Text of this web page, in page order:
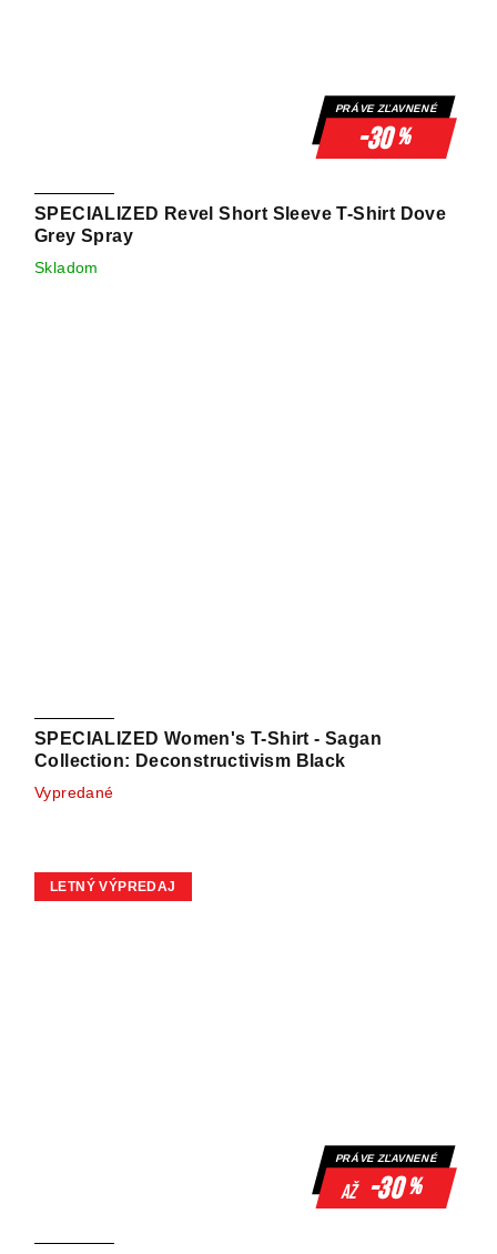
PRÁVE ZĽAVNENÉ
-30%
SPECIALIZED Revel Short Sleeve T-Shirt Dove
Grey Spray
Skladom
SPECIALIZED Women's T-Shirt - Sagan
Collection: Deconstructivism Black
Vypredané
LETNÝ VÝPREDAJ
PRÁVE ZĽAVNENÉ
až -30%